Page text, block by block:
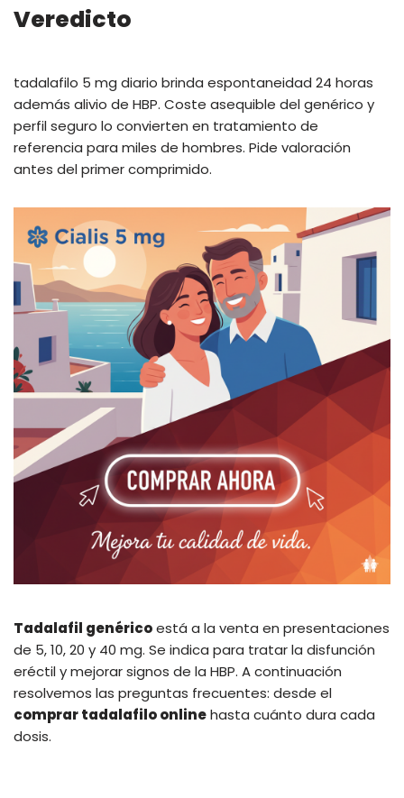
Veredicto
tadalafilo 5 mg diario brinda espontaneidad 24 horas
además alivio de HBP. Coste asequible del genérico y
perfil seguro lo convierten en tratamiento de
referencia para miles de hombres. Pide valoración
antes del primer comprimido.
Tadalafil genéricoestá a la venta en presentaciones
de 5, 10, 20 y 40 mg. Se indica para tratar la disfunción
eréctil y mejorar signos de la HBP. A continuación
resolvemos las preguntas frecuentes: desde el
comprar tadalafilo onlinehasta cuánto dura cada
dosis.